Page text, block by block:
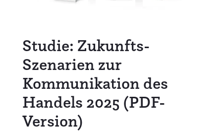
Studie: Zukunfts-
Szenarien zur
Kommunikation des
Handels 2025 (PDF-
Version)